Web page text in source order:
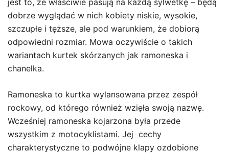
dobrze wyglądać w nich kobiety niskie, wysokie,
szczupłe i tęższe, ale pod warunkiem, że dobiorą
odpowiedni rozmiar. Mowa oczywiście o takich
wariantach kurtek skórzanych jak ramoneska i
chanelka.
Ramoneska to kurtka wylansowana przez zespół
rockowy, od którego również wzięła swoją nazwę.
Wcześniej ramoneska kojarzona była przede
wszystkim z motocyklistami. Jej cechy
charakterystyczne to podwójne klapy ozdobione